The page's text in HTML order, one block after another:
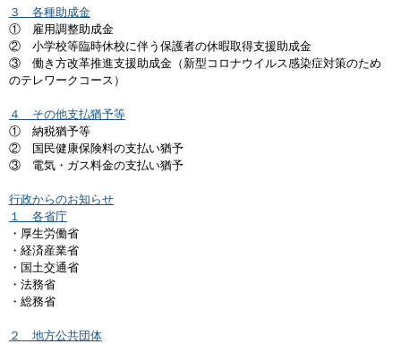
３ 各種助成金
① 雇用調整助成金
② 小学校等臨時休校に伴う保護者の休暇取得支援助成金
③ 働き方改革推進支援助成金（新型コロナウイルス感染症対策のため
のテレワークコース）
４ その他支払猶予等
① 納税猶予等
② 国民健康保険料の支払い猶予
③ 電気・ガス料金の支払い猶予
行政からのお知らせ
１ 各省庁
・厚生労働省
・経済産業省
・国土交通省
・法務省
・総務省
２ 地方公共団体